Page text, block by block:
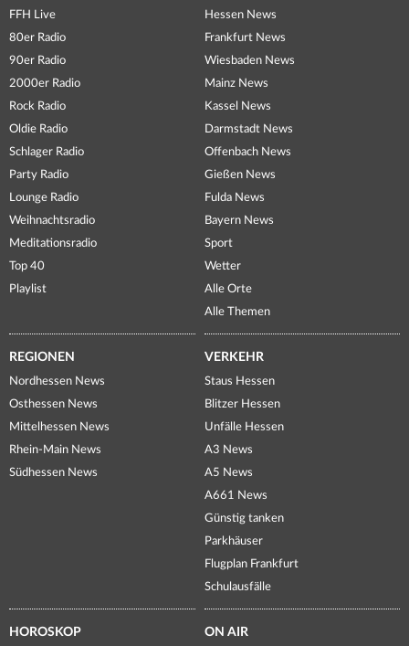
FFH Live
80er Radio
90er Radio
2000er Radio
Rock Radio
Oldie Radio
Schlager Radio
Party Radio
Lounge Radio
Weihnachtsradio
Meditationsradio
Top 40
Playlist
Hessen News
Frankfurt News
Wiesbaden News
Mainz News
Kassel News
Darmstadt News
Offenbach News
Gießen News
Fulda News
Bayern News
Sport
Wetter
Alle Orte
Alle Themen
REGIONEN
Nordhessen News
Osthessen News
Mittelhessen News
Rhein-Main News
Südhessen News
VERKEHR
Staus Hessen
Blitzer Hessen
Unfälle Hessen
A3 News
A5 News
A661 News
Günstig tanken
Parkhäuser
Flugplan Frankfurt
Schulausfälle
HOROSKOP ON AIR